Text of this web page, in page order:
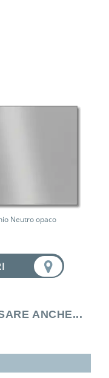
Neutro opaco
ANCHE...